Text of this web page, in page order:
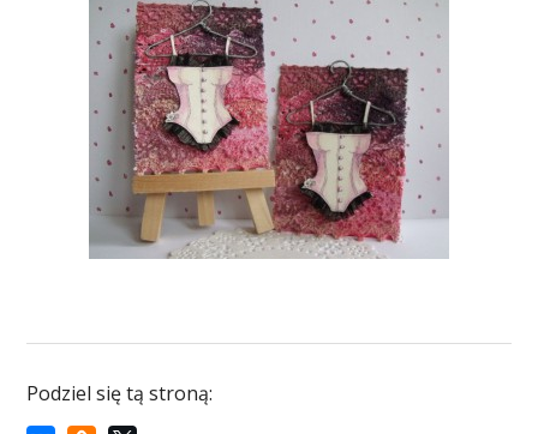
Podziel się tą stroną: